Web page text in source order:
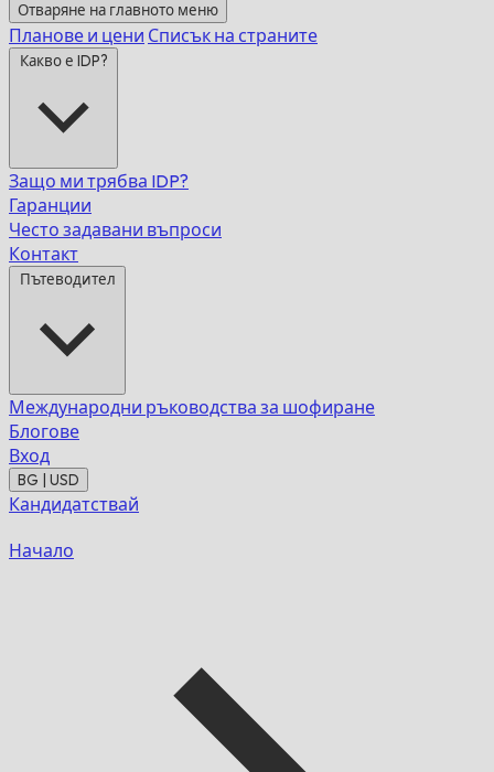
Отваряне на главното меню
Планове и цени Списък на страните
Какво е IDP?
Защо ми трябва IDP?
Гаранции
Често задавани въпроси
Контакт
Пътеводител
Международни ръководства за шофиране
Блогове
Вход
BG | USD
Кандидатствай
Начало